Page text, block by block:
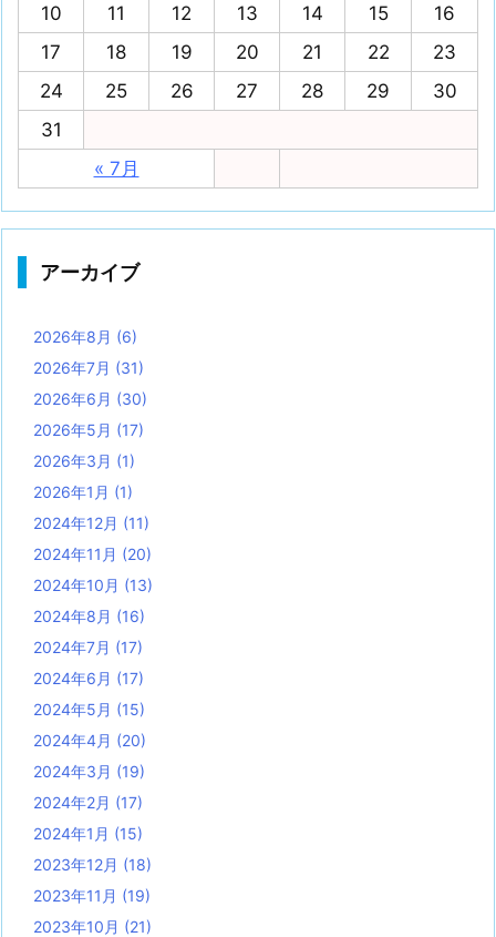
« 7月
10
11 12 13 14 15
16
17
18 19 20 21 22
23
24
25 26 27 28 29
30
31
アーカイブ
2026年8月 (6)
2026年7月 (31)
2026年6月 (30)
2026年5月 (17)
2026年3月 (1)
2026年1月 (1)
2024年12月 (11)
2024年11月 (20)
2024年10月 (13)
2024年8月 (16)
2024年7月 (17)
2024年6月 (17)
2024年5月 (15)
2024年4月 (20)
2024年3月 (19)
2024年2月 (17)
2024年1月 (15)
2023年12月 (18)
2023年11月 (19)
2023年10月 (21)